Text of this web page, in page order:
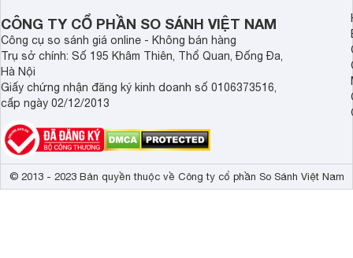
CÔNG TY CỔ PHẦN SO SÁNH VIỆT NAM
Công cụ so sánh giá online - Không bán hàng
Trụ sở chính: Số 195 Khâm Thiên, Thổ Quan, Đống Đa,
Hà Nội
Giấy chứng nhận đăng ký kinh doanh số 0106373516,
cấp ngày 02/12/2013
© 2013 - 2023 Bản quyền thuộc về Công ty cổ phần So Sánh Việt Nam